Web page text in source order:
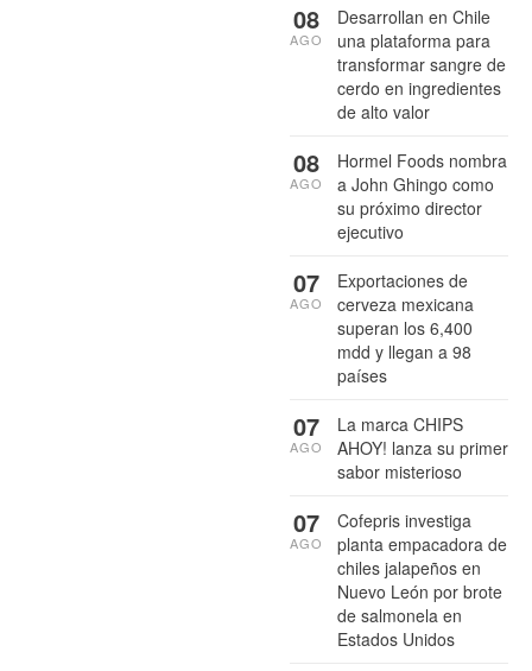
Desarrollan en Chile
una plataforma para
transformar sangre de
cerdo en ingredientes
de alto valor
08
AGO
Hormel Foods nombra
a John Ghingo como
su próximo director
ejecutivo
08
AGO
Exportaciones de
cerveza mexicana
superan los 6,400
mdd y llegan a 98
países
07
AGO
La marca CHIPS
AHOY! lanza su primer
sabor misterioso
07
AGO
Cofepris investiga
planta empacadora de
chiles jalapeños en
Nuevo León por brote
de salmonela en
Estados Unidos
07
AGO